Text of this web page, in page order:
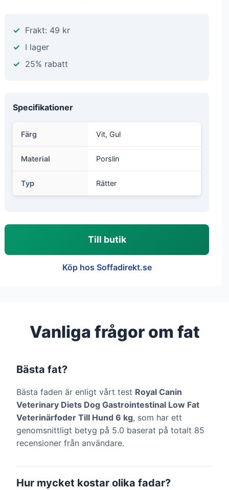
Frakt: 49 kr
I lager
25% rabatt
Specifikationer
Färg Vit, Gul
Material Porslin
Typ Rätter
Till butik
Köp hos Soffadirekt.se
Vanliga frågor om fat
Bästa fat?
Bästa faden är enligt vårt test Royal Canin
Veterinary Diets Dog Gastrointestinal Low Fat
Veterinärfoder Till Hund 6 kg, som har ett
genomsnittligt betyg på 5.0 baserat på totalt 85
recensioner från användare.
Hur mycket kostar olika fadar?